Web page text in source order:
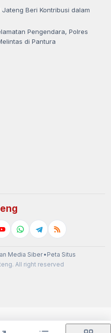
Beri Kontribusi dalam
Pengendara, Polres
di Pantura
Media Siber• Peta Situs
All right reserved